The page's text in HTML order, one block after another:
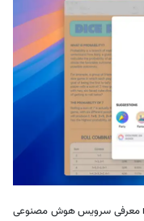
یکی از شاخص ترین قابلیت های macOS Sequoia معرفی سرویس هوش مصنوعی